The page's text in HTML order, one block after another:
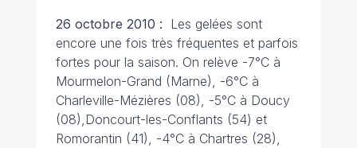
26 octobre 2010 : Les gelées sont
encore une fois très fréquentes et parfois
fortes pour la saison. On relève -7°C à
Mourmelon-Grand (Marne), -6°C à
Charleville-Mézières (08), -5°C à Doucy
(08),Doncourt-les-Conflants (54) et
Romorantin (41), -4°C à Chartres (28),